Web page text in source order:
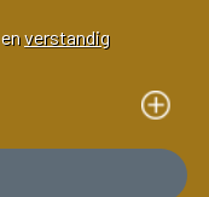
verstandig